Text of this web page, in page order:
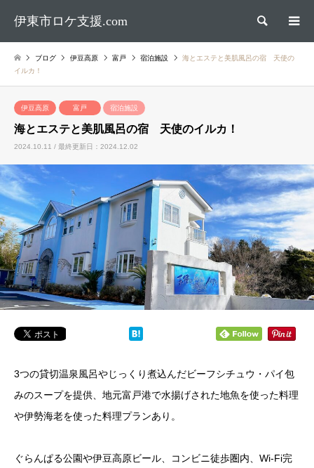
伊東市ロケ支援.com 検索
ブログ 伊豆高原 富戸 宿泊施設
海とエステと美肌風呂の宿 天使の
イルカ！
伊豆高原 富戸 宿泊施設
海とエステと美肌風呂の宿 天使のイルカ！
2024.10.11 / 最終更新日：2024.12.02
3つの貸切温泉風呂やじっくり煮込んだビーフシチュウ・パイ包
みのスープを提供、地元富戸港で水揚げされた地魚を使った料理
や伊勢海老を使った料理プランあり。
ぐらんぱる公園や伊豆高原ビール、コンビニ徒歩圏内、Wi-Fi完